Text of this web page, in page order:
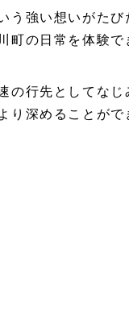
強い想いがた
の日常を体験
行先としてな
深めることが